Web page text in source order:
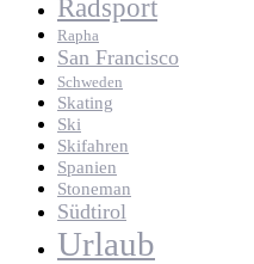
Radsport
Rapha
San Francisco
Schweden
Skating
Ski
Skifahren
Spanien
Stoneman
Südtirol
Urlaub